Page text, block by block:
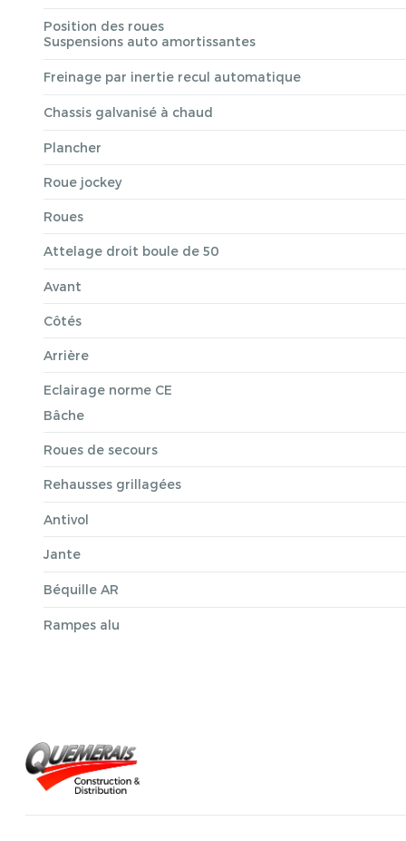
Position des roues
Suspensions auto amortissantes
Freinage par inertie recul automatique
Chassis galvanisé à chaud
Plancher
Roue jockey
Roues
Attelage droit boule de 50
Avant
Côtés
Arrière
Eclairage norme CE
Bâche
Roues de secours
Rehausses grillagées
Antivol
Jante
Béquille AR
Rampes alu